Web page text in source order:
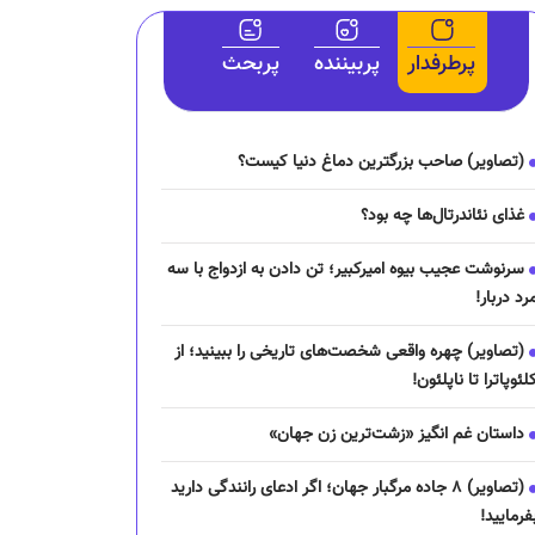
پرطرفدار پربیننده پربحث
(تصاویر) صاحب بزرگترین دماغ دنیا کیست؟
غذای نئاندرتال‌ها چه بود؟
سرنوشت عجیب بیوه امیرکبیر؛ تن دادن به ازدواج با سه
دربار!
(تصاویر) چهره واقعی شخصت‌های تاریخی را ببینید؛ از
تا ناپلئون!
داستان غم انگیز «زشت‌ترین زن جهان»
(تصاویر) ۸ جاده مرگبار جهان؛ اگر ادعای رانندگی دارید